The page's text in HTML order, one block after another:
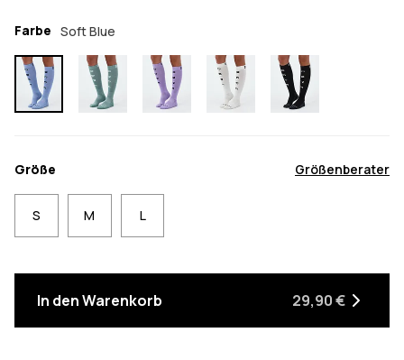
Farbe Soft Blue
Größe Größenberater
S M L
In den Warenkorb 29,90 €